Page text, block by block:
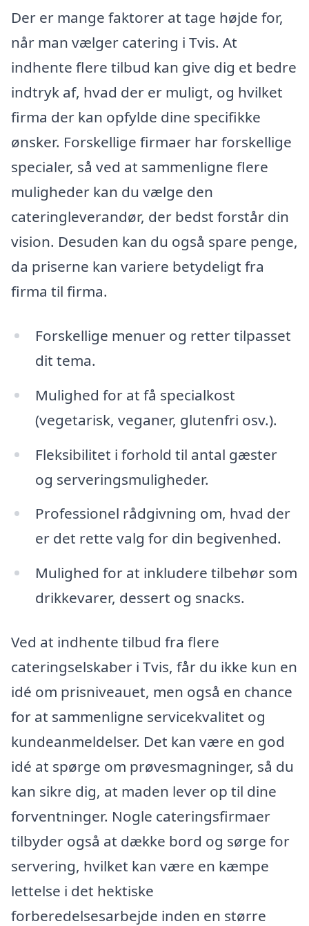
Der er mange faktorer at tage højde for,
når man vælger catering i Tvis. At
indhente flere tilbud kan give dig et bedre
indtryk af, hvad der er muligt, og hvilket
firma der kan opfylde dine specifikke
ønsker. Forskellige firmaer har forskellige
specialer, så ved at sammenligne flere
muligheder kan du vælge den
cateringleverandør, der bedst forstår din
vision. Desuden kan du også spare penge,
da priserne kan variere betydeligt fra
firma til firma.
Forskellige menuer og retter tilpasset
dit tema.
Mulighed for at få specialkost
(vegetarisk, veganer, glutenfri osv.).
Fleksibilitet i forhold til antal gæster
og serveringsmuligheder.
Professionel rådgivning om, hvad der
er det rette valg for din begivenhed.
Mulighed for at inkludere tilbehør som
drikkevarer, dessert og snacks.
Ved at indhente tilbud fra flere
cateringselskaber i Tvis, får du ikke kun en
idé om prisniveauet, men også en chance
for at sammenligne servicekvalitet og
kundeanmeldelser. Det kan være en god
idé at spørge om prøvesmagninger, så du
kan sikre dig, at maden lever op til dine
forventninger. Nogle cateringsfirmaer
tilbyder også at dække bord og sørge for
servering, hvilket kan være en kæmpe
lettelse i det hektiske
forberedelsesarbejde inden en større